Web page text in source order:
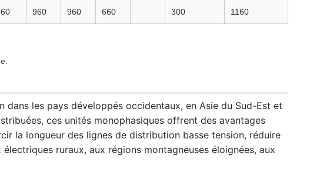
960 960 660 300 1160
les pays développés occidentaux, en Asie du Sud-Est et
ces unités monophasiques offrent des avantages
la longueur des lignes de distribution basse tension, réduire
ruraux, aux régions montagneuses éloignées, aux